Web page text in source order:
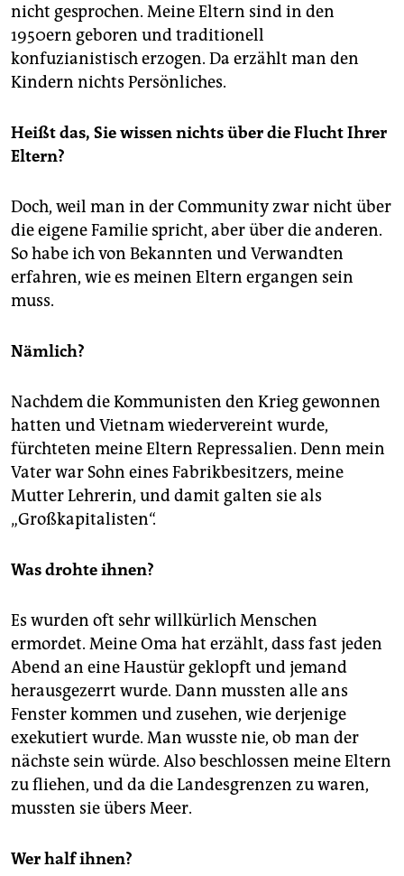
nicht gesprochen. Meine Eltern sind in den
1950ern geboren und traditionell
konfuzianistisch erzogen. Da erzählt man den
Kindern nichts Persönliches.
Heißt das, Sie wissen nichts über die Flucht Ihrer
Eltern?
Doch, weil man in der Community zwar nicht über
die eigene Familie spricht, aber über die anderen.
So habe ich von Bekannten und Verwandten
erfahren, wie es meinen Eltern ergangen sein
muss.
Nämlich?
Nachdem die Kommunisten den Krieg gewonnen
hatten und ­Vietnam wiedervereint wurde,
fürchteten meine Eltern Repressalien. Denn mein
Vater war Sohn eines Fabrikbesitzers, meine
Mutter Lehrerin, und damit galten sie als
„Großkapitalisten“.
Was drohte ihnen?
Es wurden oft sehr willkürlich Menschen
ermordet. Meine Oma hat erzählt, dass fast jeden
Abend an eine Haustür geklopft und jemand
herausgezerrt wurde. Dann mussten alle ans
Fenster kommen und zusehen, wie derjenige
exekutiert wurde. Man wusste nie, ob man der
nächste sein würde. Also beschlossen meine Eltern
zu fliehen, und da die Landesgrenzen zu waren,
mussten sie übers Meer.
Wer half ihnen?